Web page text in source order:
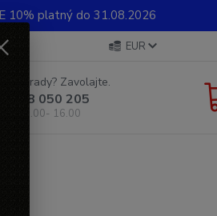
10% platný do 31.08.2026
EUR
si rady? Zavolajte.
948 050 205
od 8.00- 16.00